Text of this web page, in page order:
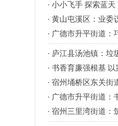
· 小小飞手 探索蓝天
· 黄山屯溪区：业委
· 广德市升平街道：
· 庐江县汤池镇：垃
· 书香育廉强根基 以
· 宿州埇桥区东关街
· 广德市升平街道：
· 宿州三里湾街道：